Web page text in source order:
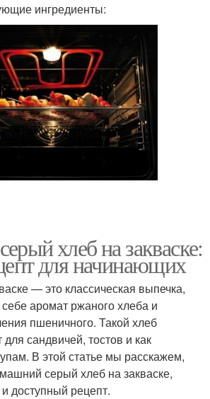
ингредиенты:
хлеб на закваске:
для начинающих
— это классическая выпечка,
себе аромат ржаного хлеба и
пшеничного. Такой хлеб
сандвичей, тостов и как
В этой статье мы расскажем,
серый хлеб на закваске,
доступный рецепт.